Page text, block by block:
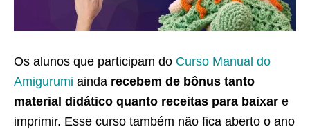
Os alunos que participam do Curso Manual do
Amigurumi ainda recebem de bônus tanto
material didático quanto receitas para baixar e
imprimir. Esse curso também não fica aberto o ano